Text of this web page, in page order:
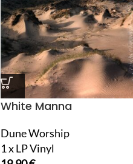
White Manna
Dune Worship
1 x LP Vinyl